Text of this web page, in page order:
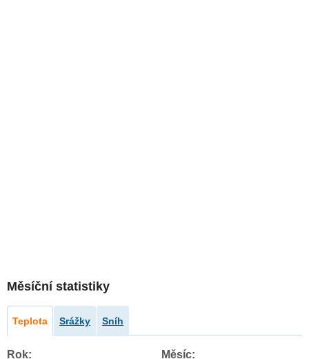
Měsíční statistiky
Teplota Srážky Sníh
Rok: Měsíc: